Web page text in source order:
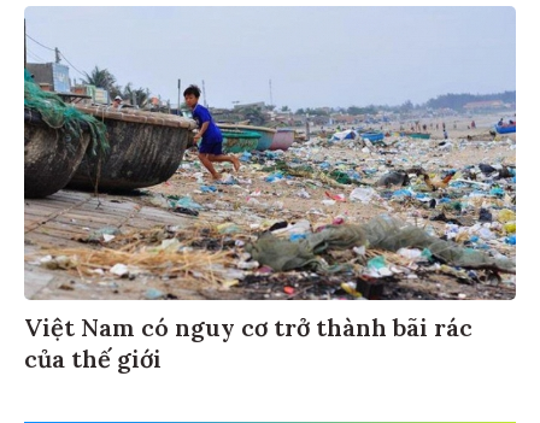
Việt Nam có nguy cơ trở thành bãi rác
của thế giới